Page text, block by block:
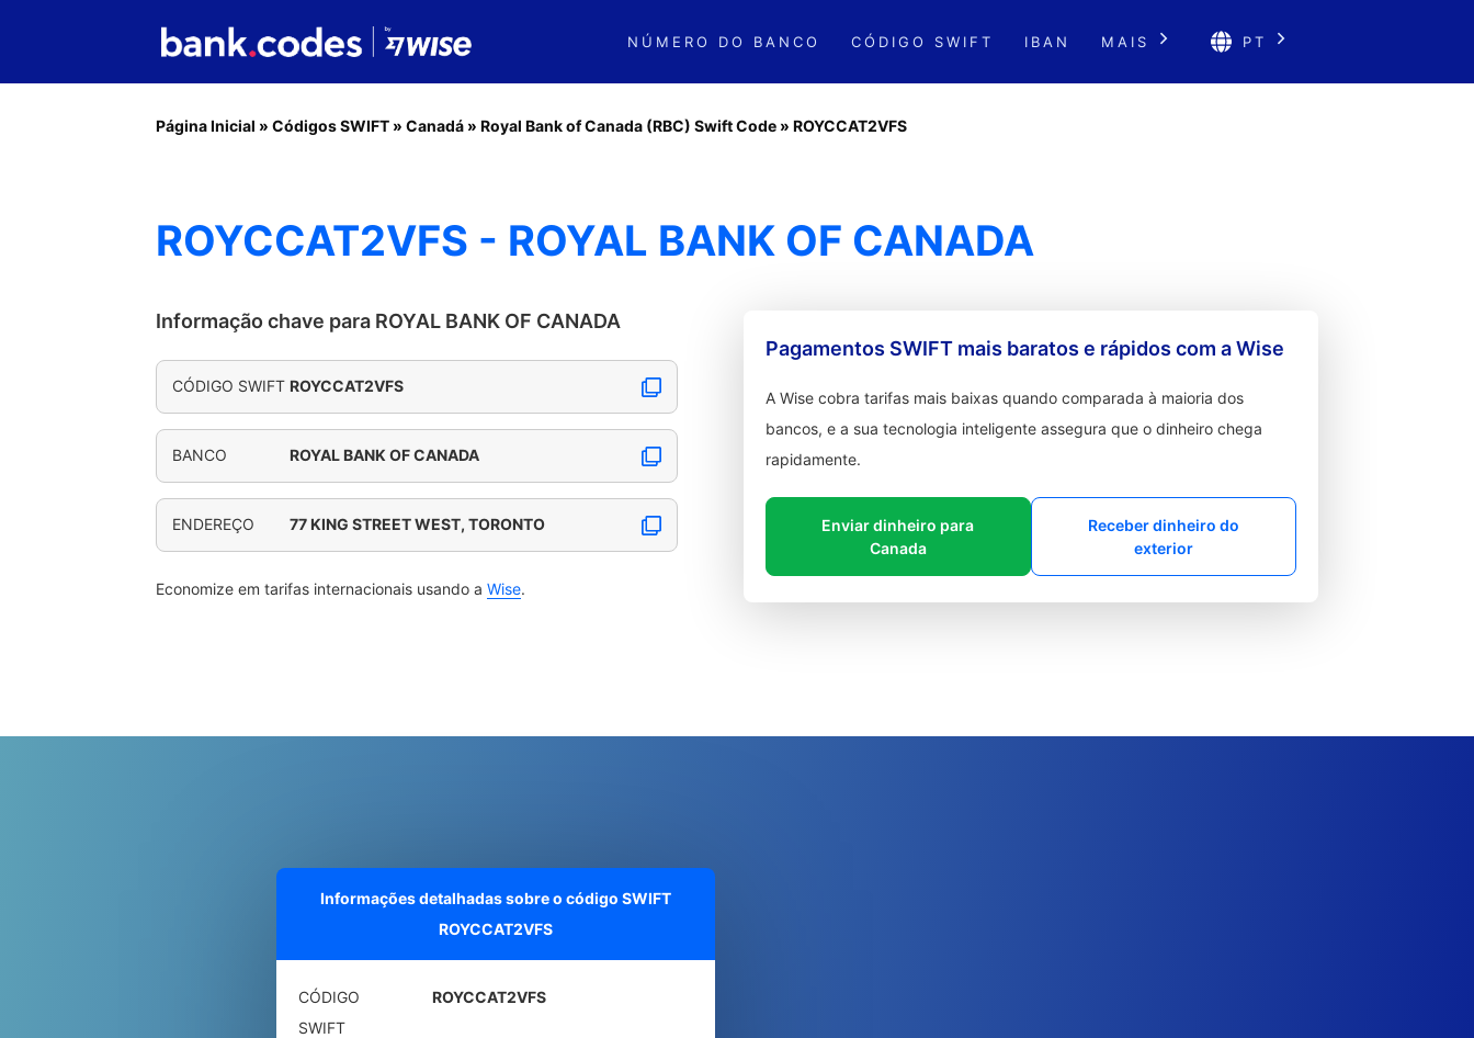
NÚMERO DO BANCO CÓDIGO SWIFT IBAN MAIS PT
Página Inicial » Códigos SWIFT » Canadá » Royal Bank of Canada (RBC) Swift Code » ROYCCAT2VFS
ROYCCAT2VFS - ROYAL BANK OF CANADA
Informação chave para ROYAL BANK OF CANADA
CÓDIGO SWIFT ROYCCAT2VFS
BANCO ROYAL BANK OF CANADA
ENDEREÇO 77 KING STREET WEST, TORONTO
Economize em tarifas internacionais usando a Wise.
Pagamentos SWIFT mais baratos e rápidos com a Wise
A Wise cobra tarifas mais baixas quando comparada à maioria dos
bancos, e a sua tecnologia inteligente assegura que o dinheiro chega
rapidamente.
Enviar dinheiro para
Canada
Receber dinheiro do
exterior
Informações detalhadas sobre o código SWIFT
ROYCCAT2VFS
CÓDIGO
SWIFT
ROYCCAT2VFS